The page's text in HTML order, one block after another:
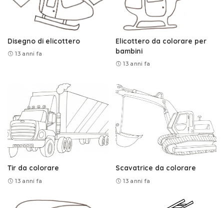
Disegno di elicottero
13 anni fa
Elicottero da colorare per
bambini
13 anni fa
Tir da colorare
13 anni fa
Scavatrice da colorare
13 anni fa